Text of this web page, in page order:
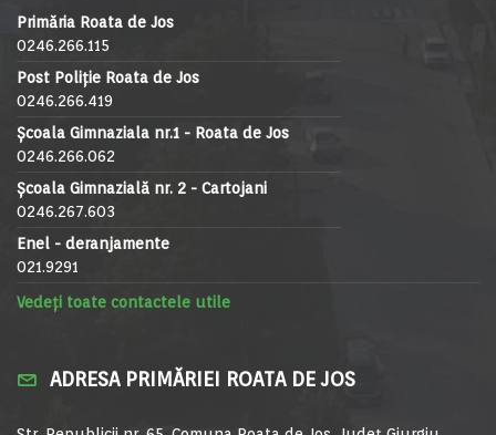
Primăria Roata de Jos
0246.266.115
Post Poliție Roata de Jos
0246.266.419
Școala Gimnaziala nr.1 - Roata de Jos
0246.266.062
Școala Gimnazială nr. 2 - Cartojani
0246.267.603
Enel - deranjamente
021.9291
Vedeți toate contactele utile
ADRESA PRIMĂRIEI ROATA DE JOS